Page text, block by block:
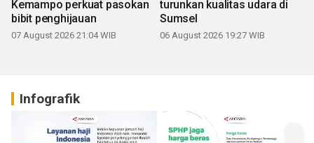
Kemampo perkuat pasokan
bibit penghijauan
07 August 2026 21:04 WIB
turunkan kualitas udara di
Sumsel
06 August 2026 19:27 WIB
Infografik